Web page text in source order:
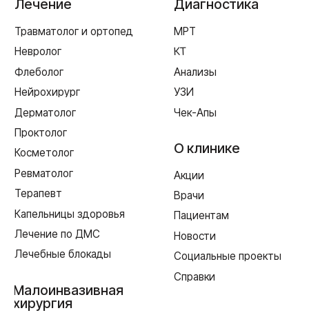
ул. Говорова, 85
ИМЕЮТСЯ ПРОТИВОПОКАЗАНИЯ,
НЕОБХОДИМА КОНСУЛЬТАЦИЯ СПЕЦИАЛИСТА
01128-67/00637993 от 17.01.2023 г. выдана Департаментом
Смоленской области по здравоохранению
Создание сайта
Согласие на обработку персональных данных
Реквизиты